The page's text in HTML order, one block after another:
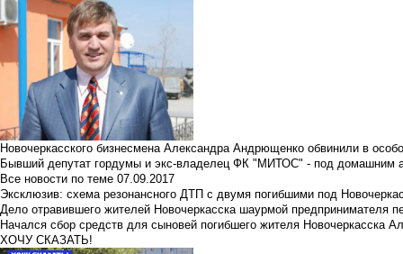
Новочеркасского бизнесмена Александра Андрющенко обвинили в
Бывший депутат гордумы и экс-владелец ФК "МИТОС" - под домашним
Все новости по теме 07.09.2017
Эксклюзив: схема резонансного ДТП с двумя погибшими под
Дело отравившего жителей Новочеркасска шаурмой предпринимателя
Начался сбор средств для сыновей погибшего жителя Новочеркасска
ХОЧУ СКАЗАТЬ!